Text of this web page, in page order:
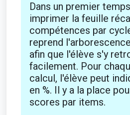
Dans un premier
imprimer la feuille
compétences par
reprend
afin que l'élève s'y
facilement. Pour
calcul, l'élève peut
en %. Il y a la place
scores par items.